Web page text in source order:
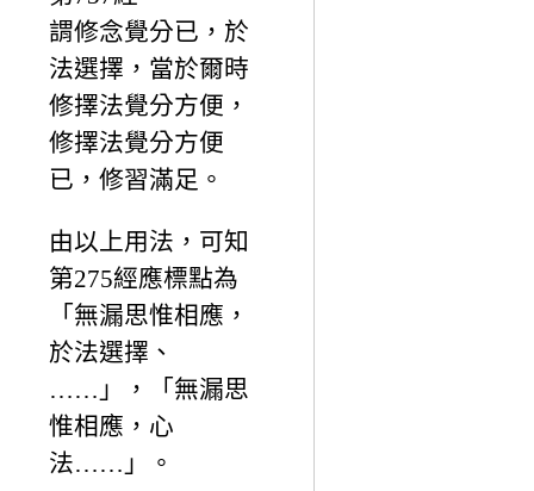
謂修念覺分已，於
法選擇，當於爾時
修擇法覺分方便，
修擇法覺分方便
已，修習滿足。
由以上用法，可知
第275經應標點為
「無漏思惟相應，
於法選擇、
……」，「無漏思
惟相應，心
法……」。